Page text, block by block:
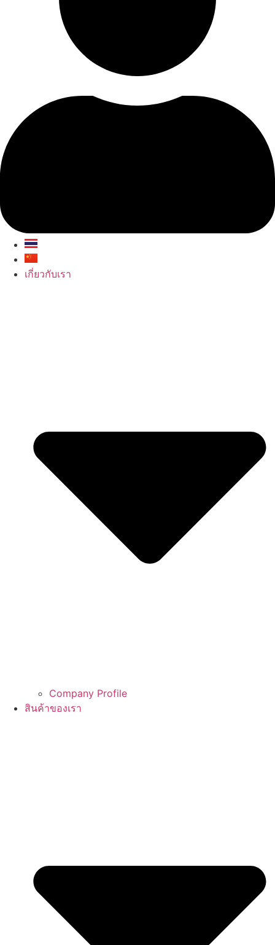
เกี่ยวกับเรา
Company Profile
สินค้าของเรา